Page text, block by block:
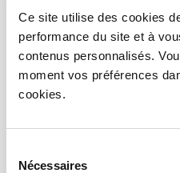
Ce site utilise des cookies
performance du site et à
contenus personnalisés.
moment vos préférences
cookies.
Nécessaires
Nous